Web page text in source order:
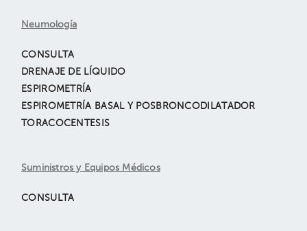
Neumología
CONSULTA
DRENAJE DE LÍQUIDO
ESPIROMETRÍA
ESPIROMETRÍA BASAL Y POSBRONCODILATADOR
TORACOCENTESIS
Suministros y Equipos Médicos
CONSULTA